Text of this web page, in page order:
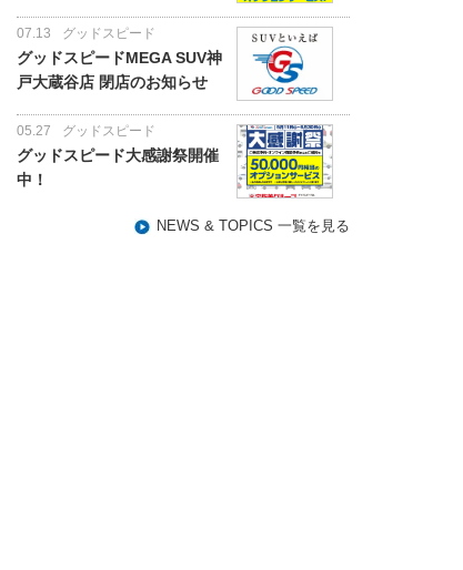
07.13 グッドスピード
グッドスピードMEGA SUV神
戸大蔵谷店 閉店のお知らせ
05.27 グッドスピード
グッドスピード大感謝祭開催
中！
NEWS & TOPICS 一覧を見る